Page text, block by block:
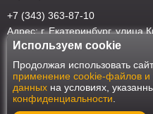
+7 (343) 363-87-10
Адрес: г. Екатеринбург,
Наш интернет-магазин
Федерального закона от 27
данных". Оформить заказ на
наличии согласия на
улучшения работы сайта и его
Используем cookie
Продолжая использовать
применение cookie-файлов и
данных на условиях,
конфиденциальности